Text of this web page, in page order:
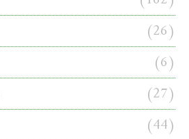
(26)
(6)
(27)
(44)